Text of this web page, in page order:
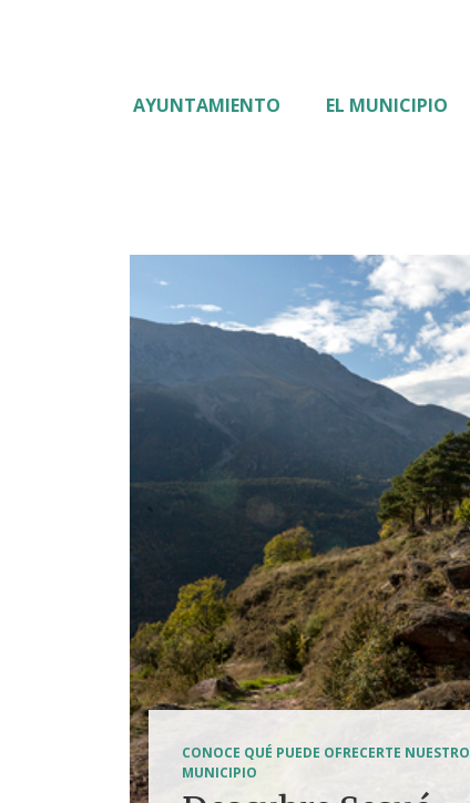
AYUNTAMIENTO EL MUNICIPIO
CONOCE QUÉ PUEDE OFRECERTE NUESTRO
MUNICIPIO
Tierra de